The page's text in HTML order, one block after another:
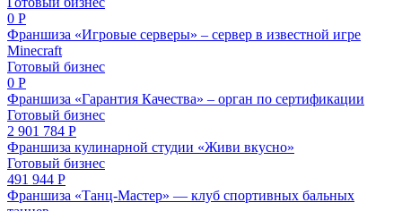
0 Р
Франшиза «Игровые серверы» – сервер в известной игре
Minecraft
Готовый бизнес
0 Р
Франшиза «Гарантия Качества» – орган по сертификации
Готовый бизнес
2 901 784 Р
Франшиза кулинарной студии «Живи вкусно»
Готовый бизнес
491 944 Р
Франшиза «Танц-Мастер» — клуб спортивных бальных